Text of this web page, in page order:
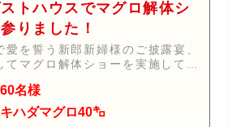
トハウスでマグロ解体シ
りました！
を誓う新郎新婦様のご披露宴、
てマグロ解体ショーを実施して参
60名様
キハダマグロ40㌔